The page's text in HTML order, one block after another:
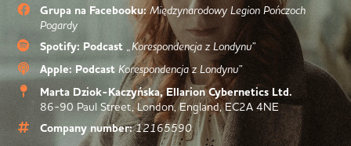
Grupa na Facebooku: Międzynarodowy Legion Pończoch
Pogardy
Spotify: Podcast „Korespondencja z Londynu”
Apple: Podcast Korespondencja z Londynu”
Marta Dziok-Kaczyńska, Ellarion Cybernetics Ltd.
86-90 Paul Street, London, England, EC2A 4NE
Company number: 12165590